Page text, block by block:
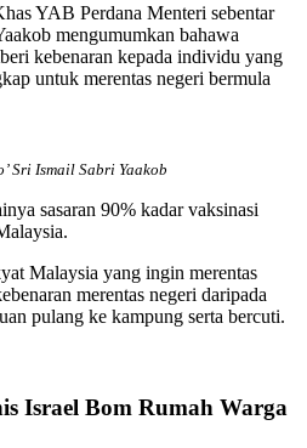
YAB Perdana Menteri sebentar
mengumumkan bahawa
kebenaran kepada individu yang
untuk merentas negeri bermula
Sri Ismail Sabri Yaakob
sasaran 90% kadar vaksinasi
Malaysia yang ingin merentas
merentas negeri daripada
pulang ke kampung serta bercuti.
Israel Bom Rumah Warga